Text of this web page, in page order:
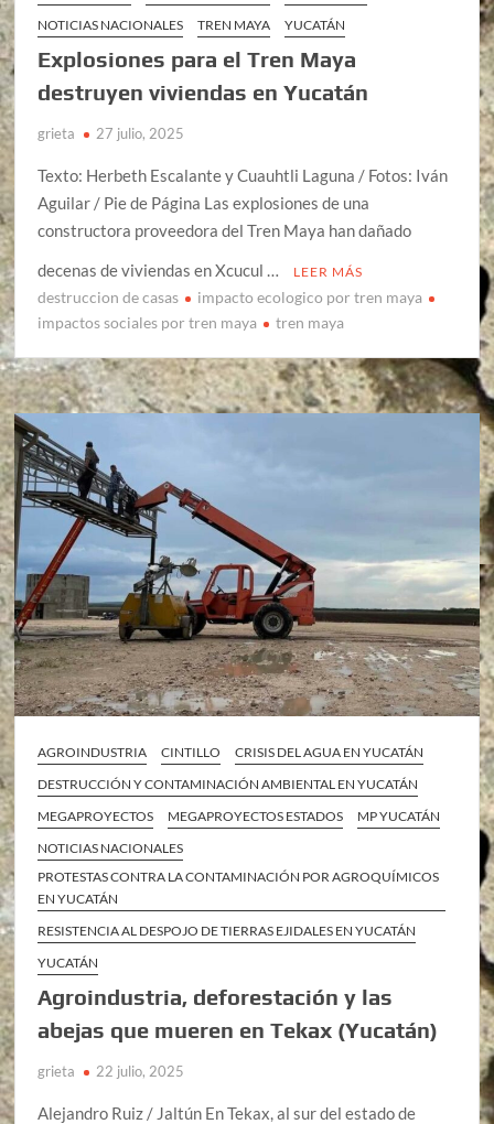
NOTICIAS NACIONALES
TREN MAYA YUCATÁN
Explosiones para el Tren Maya
destruyen viviendas en Yucatán
grieta 27 julio, 2025
Texto: Herbeth Escalante y Cuauhtli Laguna / Fotos: Iván
Aguilar / Pie de Página Las explosiones de una
constructora proveedora del Tren Maya han dañado
decenas de viviendas en Xcucul …
LEER MÁS
destruccion de casas
impacto ecologico por tren maya
impactos sociales por tren maya
tren maya
AGROINDUSTRIA CINTILLO
CRISIS DEL AGUA EN YUCATÁN
DESTRUCCIÓN Y CONTAMINACIÓN AMBIENTAL EN YUCATÁN
MEGAPROYECTOS
MEGAPROYECTOS ESTADOS
MP YUCATÁN
NOTICIAS NACIONALES
PROTESTAS CONTRA LA CONTAMINACIÓN POR AGROQUÍMICOS
EN YUCATÁN
RESISTENCIA AL DESPOJO DE TIERRAS EJIDALES EN YUCATÁN
YUCATÁN
Agroindustria, deforestación y las
abejas que mueren en Tekax (Yucatán)
grieta 22 julio, 2025
Alejandro Ruiz / Jaltún En Tekax, al sur del estado de